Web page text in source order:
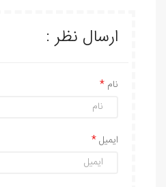
ارسال نظر :
نام
ایمیل